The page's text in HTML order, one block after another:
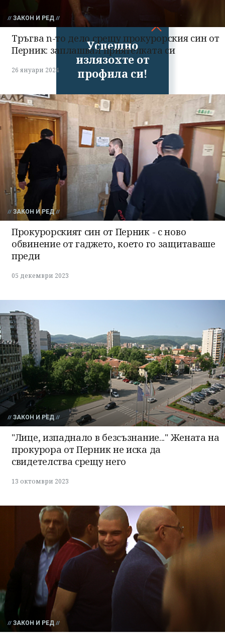
Успешно
излязохте от
профила си!
ЗАКОН И РЕД
Тръгва n-то дело срещу прокурорския син от
Перник: заплашвал приятелката си
26 януари 2024
ЗАКОН И РЕД
Прокурорският син от Перник - с ново
обвинение от гаджето, което го защитаваше
преди
05 декември 2023
ЗАКОН И РЕД
"Лице, изпаднало в безсъзнание..." Жената на
прокурора от Перник не иска да
свидетелства срещу него
13 октомври 2023
ЗАКОН И РЕД